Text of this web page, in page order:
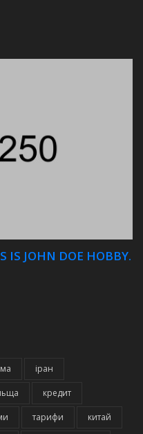
IS JOHN DOE HOBBY.
іран
кредит
тарифи китай